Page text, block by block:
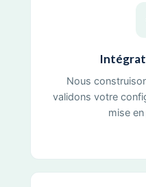
Nous
validons votre
mise